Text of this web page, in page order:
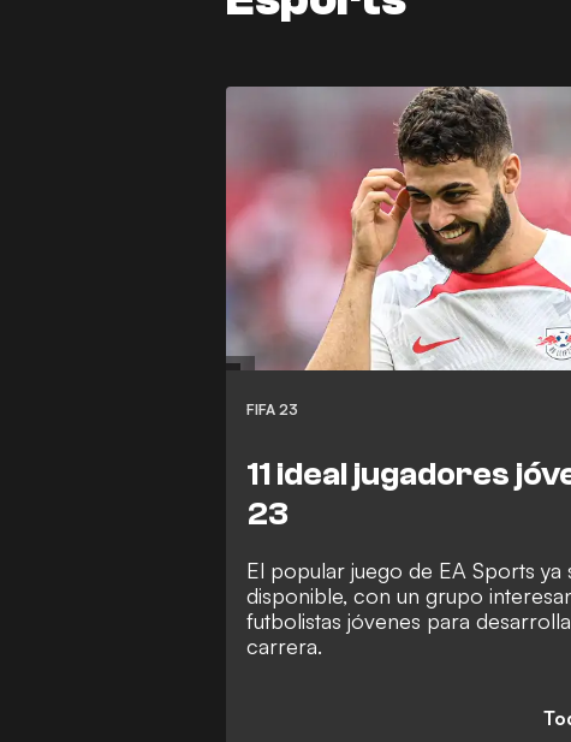
FIFA 23
11 ideal jugadores
23
El popular juego de EA Sports ya
disponible, con un grupo
futbolistas jóvenes para
carrera.